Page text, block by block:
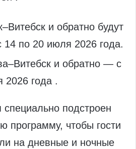
и обратно будут
14 по 20 июля 2026 года.
и обратно — с
2026 года .
подстроен
программу, чтобы гости
на дневные и ночные